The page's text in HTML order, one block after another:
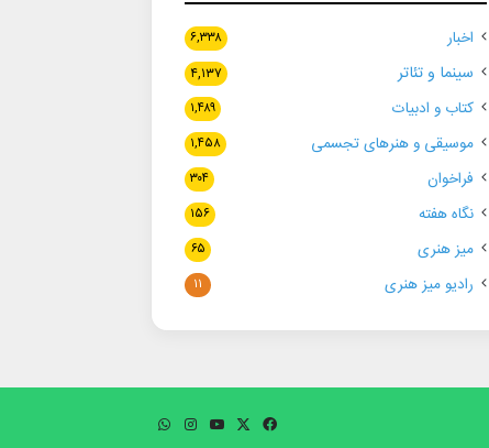
اخبار ۶,۳۳۸
سینما و تئاتر ۴,۱۳۷
کتاب و ادبیات ۱,۴۸۹
موسیقی و هنرهای تجسمی ۱,۴۵۸
فراخوان ۳۰۴
نگاه هفته ۱۵۶
میز هنری ۶۵
رادیو میز هنری ۱۱
فیسبوکایکس یوتیوباینستاگرام